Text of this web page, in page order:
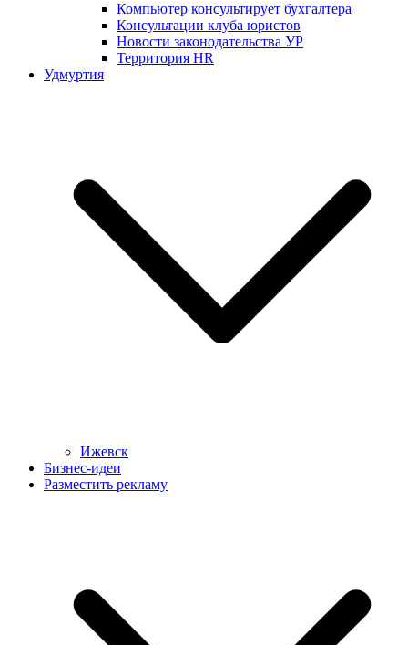
Компьютер консультирует бухгалтера
Консультации клуба юристов
Новости законодательства УР
Территория HR
Удмуртия
Ижевск
Бизнес-идеи
Разместить рекламу